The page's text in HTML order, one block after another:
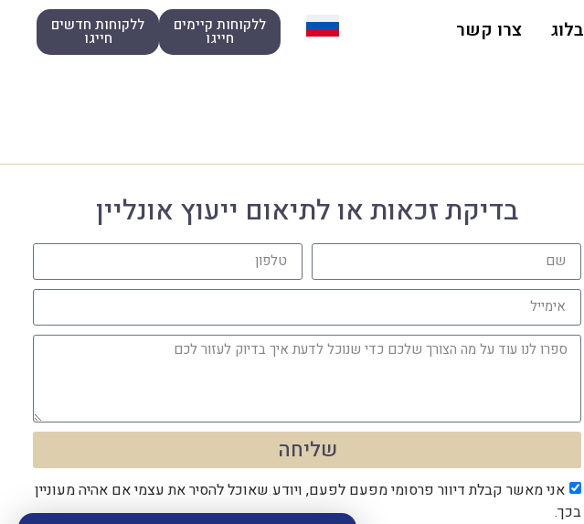
בלוג צרו קשר ללקוחות קיימים
חייגו
ללקוחות חדשים
חייגו
בדיקת זכאות או לתיאום ייעוץ אונליין
אני מאשר קבלת דיוור פרסומי מפעם לפעם, ויודע שאוכל להסיר את עצמי אם אהיה מעוניין
בכך.
שליחה